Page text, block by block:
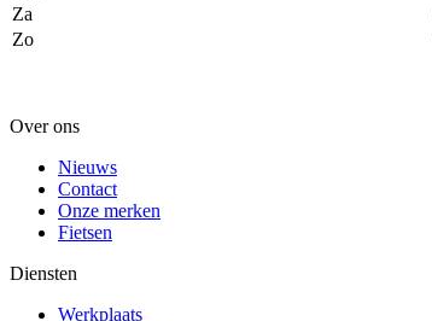
Za
Zo
Over ons
Nieuws
Contact
Onze merken
Fietsen
Diensten
Werkplaats